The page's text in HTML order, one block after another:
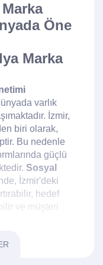
Öne
Marka
varlık
İzmir,
biri olarak,
Bu nedenle
güçlü
Sosyal
İzmir'deki
hedef
ve müşteri